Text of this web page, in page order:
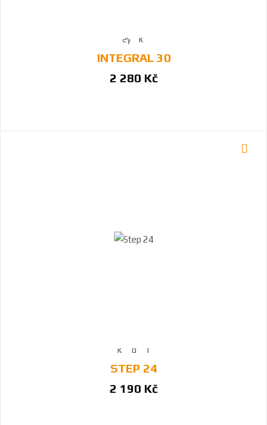
INTEGRAL 30
2 280 Kč
STEP 24
2 190 Kč